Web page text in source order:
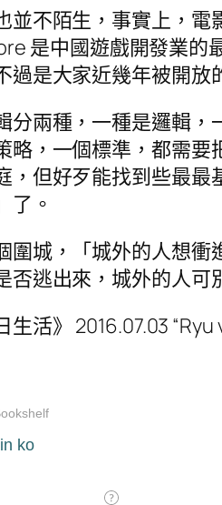
並不陌生，事實上，
是中國遊戲開發業
過是大家近幾年被開放
分兩種，一種是邏輯
略，一個標準，都需
，但好歹能找到些最
了。
圍城，「城外的人想
逃出來，城外的人可
活》 2016.07.03 “Ryu